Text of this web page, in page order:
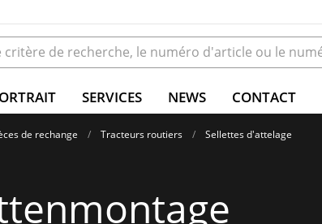
SERVICES NEWS CONTACT
de rechange Tracteurs routiers Sellettes d'attelage